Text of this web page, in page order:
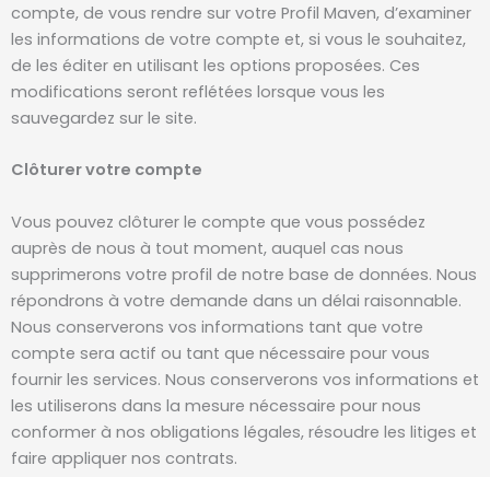
compte, de vous rendre sur votre Profil Maven, d’examiner
les informations de votre compte et, si vous le souhaitez,
de les éditer en utilisant les options proposées. Ces
modifications seront reflétées lorsque vous les
sauvegardez sur le site.
Clôturer votre compte
Vous pouvez clôturer le compte que vous possédez
auprès de nous à tout moment, auquel cas nous
supprimerons votre profil de notre base de données. Nous
répondrons à votre demande dans un délai raisonnable.
Nous conserverons vos informations tant que votre
compte sera actif ou tant que nécessaire pour vous
fournir les services. Nous conserverons vos informations et
les utiliserons dans la mesure nécessaire pour nous
conformer à nos obligations légales, résoudre les litiges et
faire appliquer nos contrats.